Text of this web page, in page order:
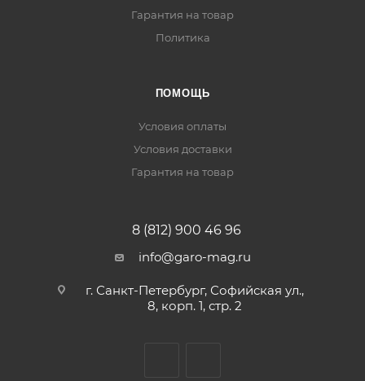
Гарантия на товар
Политика
ПОМОЩЬ
Условия оплаты
Условия доставки
Гарантия на товар
8 (812) 900 46 96
info@garo-mag.ru
г. Санкт-Петербург, Софийская ул.,
8, корп. 1, стр. 2